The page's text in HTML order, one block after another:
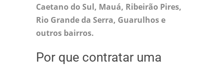
Caetano do Sul, Mauá, Ribeirão Pires,
Rio Grande da Serra, Guarulhos e
outros bairros.
Por que contratar uma